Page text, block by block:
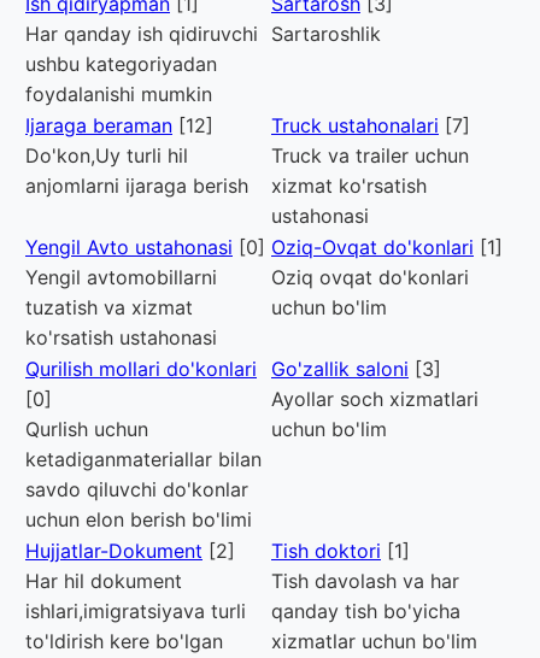
Har qanday ish qidiruvchi
ushbu kategoriyadan
foydalanishi mumkin
Sartaroshlik
Ijaraga beraman [12]
Do'kon,Uy turli hil
anjomlarni ijaraga berish
Truck ustahonalari [7]
Truck va trailer uchun
xizmat ko'rsatish
ustahonasi
Yengil Avto ustahonasi [0]
Yengil avtomobillarni
tuzatish va xizmat
ko'rsatish ustahonasi
Oziq-Ovqat do'konlari [1]
Oziq ovqat do'konlari
uchun bo'lim
Qurilish mollari do'konlari
[0]
Qurlish uchun
ketadiganmateriallar bilan
savdo qiluvchi do'konlar
uchun elon berish bo'limi
Go'zallik saloni [3]
Ayollar soch xizmatlari
uchun bo'lim
Hujjatlar-Dokument [2]
Har hil dokument
ishlari,imigratsiyava turli
to'ldirish kere bo'lgan
Tish doktori [1]
Tish davolash va har
qanday tish bo'yicha
xizmatlar uchun bo'lim